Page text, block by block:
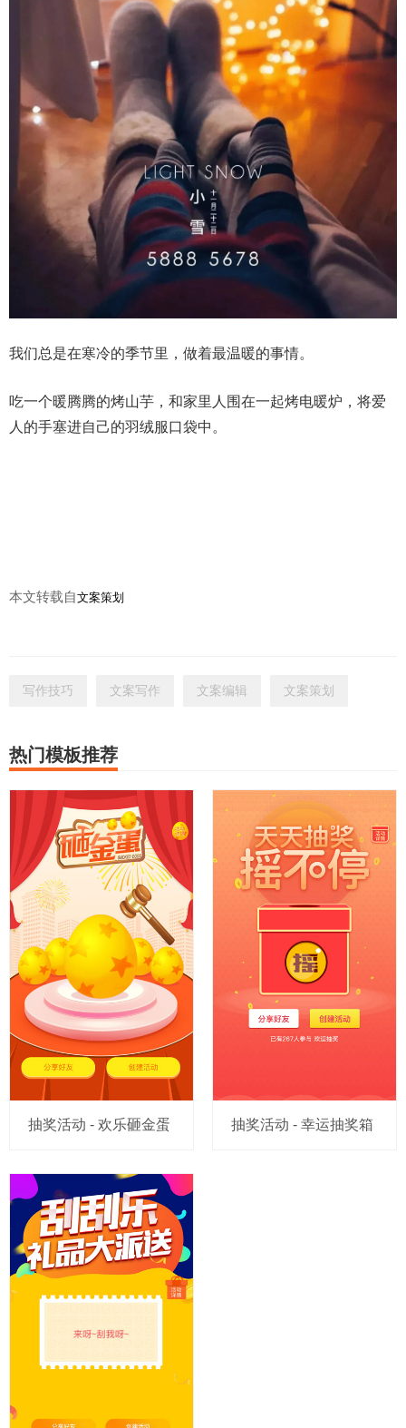
我们总是在寒冷的季节里，做着最温暖的事情。
吃一个暖腾腾的烤山芋，和家里人围在一起烤电暖炉，将爱
人的手塞进自己的羽绒服口袋中。
本文转载自文案策划
写作技巧 文案写作 文案编辑 文案策划
热门模板推荐
抽奖活动 - 欢乐砸金蛋 抽奖活动 - 幸运抽奖箱